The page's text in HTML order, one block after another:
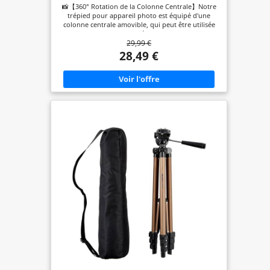
📸【360° Rotation de la Colonne Centrale】Notre
trépied pour appareil photo est équipé d'une
colonne centrale amovible, qui peut être utilisée
pour la photographie aérienne horizontale et
permet une rotation de 360°. Il peut également
être inversé pour la macrophotographie. Il vous
aide à prendre des photos ou des vidéos parfaites
📸【Three-Way Panoramic Head】Avec une tête
panoramique ergonomique à 3 voies, notre
trépied prend en charge une rotation horizontale
de 360° et une inclinaison de 270° vers le haut et
photos et de vidéos. Améliorez votre expérience
photographique 📸【75'' Trépied de voyage
léger】Le trépied dispose de 4 boutons de
verrouillage rapide réglables pour une extension
rapide de 18,5 à 75 pouces. Il se plie en 18,5
pouces et ne pèse que 1 kg, de sorte qu'il peut
être rangé dans vos bagages ou dans le sac de
rangement inclus. Robuste, léger et facile à
transporter, ce trépied en aluminium sera votre
compagnon de voyage idéal 📸【Haute
Compatibilité】Ce trépied d'appareil photo avec
vis universelle 1/4" est compatible avec tous les
appareils photo, du DSLR aux compacts, y compris
Nikon, Canon, Sony, caméras d'action, webcam,
caméscopes, lumières annulaires, projecteurs, etc.
29,99 €
28,49 €